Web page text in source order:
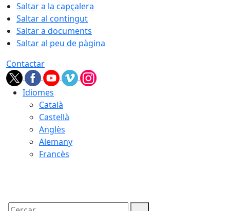
Saltar a la capçalera
Saltar al contingut
Saltar a documents
Saltar al peu de pàgina
Contactar
Idiomes
Català
Castellà
Anglès
Alemany
Francès